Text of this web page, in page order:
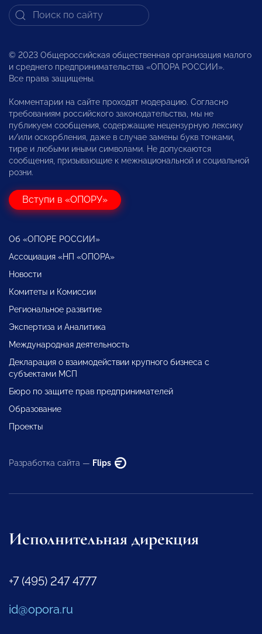
© 2023 Общероссийская общественная организация малого
и среднего предпринимательства «ОПОРА РОССИИ».
Все права защищены.
Комментарии на сайте проходят модерацию. Согласно
требованиям российского законодательства, мы не
публикуем сообщения, содержащие нецензурную лексику
и/или оскорбления, даже в случае замены букв точками,
тире и любыми иными символами. Не допускаются
сообщения, призывающие к межнациональной и социальной
розни.
Вступи в «ОПОРУ»
Об «ОПОРЕ РОССИИ»
Ассоциация «НП «ОПОРА»
Новости
Комитеты и Комиссии
Региональное развитие
Экспертиза и Аналитика
Международная деятельность
Декларация о взаимодействии крупного бизнеса с
субъектами МСП
Бюро по защите прав предпринимателей
Образование
Проекты
Разработка сайта — Flips
Исполнительная дирекция
+7 (495) 247 4777
id@opora.ru